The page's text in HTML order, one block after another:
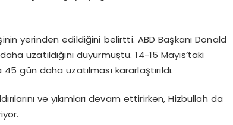
yerinden edildiğini belirtti. ABD Başkanı Donald
uzatıldığını duyurmuştu. 14-15 Mayıs’taki
gün daha uzatılması kararlaştırıldı.
ve yıkımları devam ettirirken, Hizbullah da